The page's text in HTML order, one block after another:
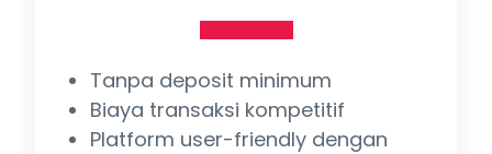
Tanpa deposit minimum
Biaya transaksi kompetitif
Platform user-friendly dengan